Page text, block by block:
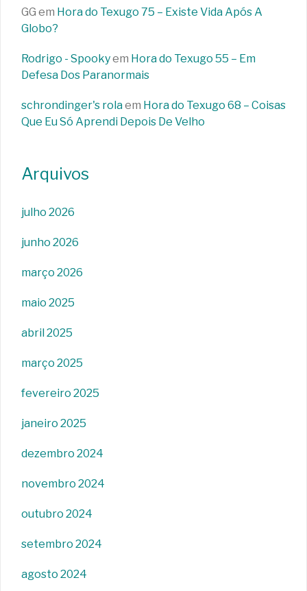
GG em Hora do Texugo 75 – Existe Vida Após A
Globo?
Rodrigo - Spookyem Hora do Texugo 55 – Em
Defesa Dos Paranormais
schrondinger's rolaem Hora do Texugo 68 – Coisas
Que Eu Só Aprendi Depois De Velho
Arquivos
julho 2026
junho 2026
março 2026
maio 2025
abril 2025
março 2025
fevereiro 2025
janeiro 2025
dezembro 2024
novembro 2024
outubro 2024
setembro 2024
agosto 2024